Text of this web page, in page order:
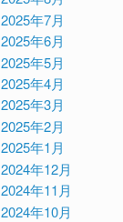
2025年7月
2025年6月
2025年5月
2025年4月
2025年3月
2025年2月
2025年1月
2024年12月
2024年11月
2024年10月